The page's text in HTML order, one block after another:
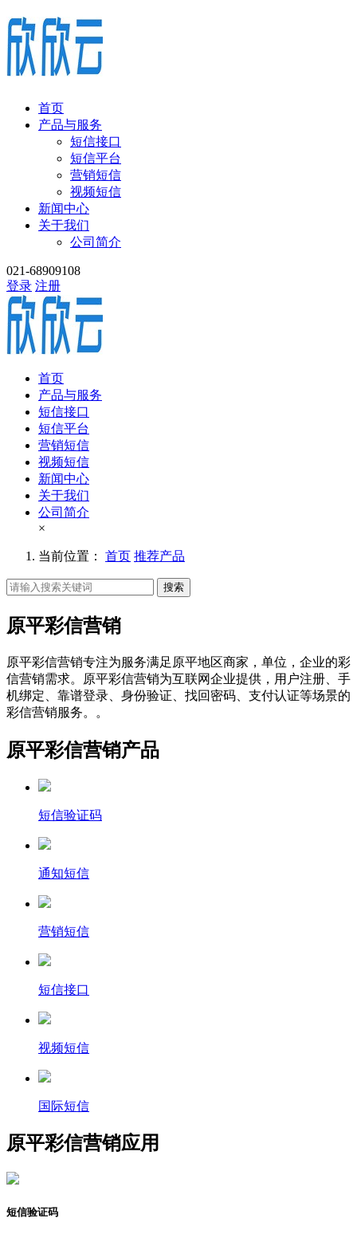
首页
产品与服务
短信接口
短信平台
营销短信
视频短信
新闻中心
关于我们
公司简介
021-68909108
登录 注册
首页
产品与服务
短信接口
短信平台
营销短信
视频短信
新闻中心
关于我们
公司简介
×
当前位置： 首页 推荐产品
搜索
原平彩信营销
原平彩信营销专注为服务满足原平地区商家，单位，企业的彩
信营销需求。原平彩信营销为互联网企业提供，用户注册、手
机绑定、靠谱登录、身份验证、找回密码、支付认证等场景的
彩信营销服务。。
原平彩信营销产品
短信验证码
通知短信
营销短信
短信接口
视频短信
国际短信
原平彩信营销应用
短信验证码